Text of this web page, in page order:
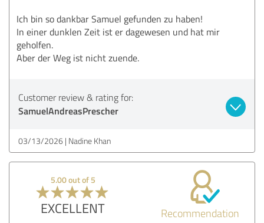
Ich bin so dankbar Samuel gefunden zu haben!
In einer dunklen Zeit ist er dagewesen und hat mir
geholfen.
Aber der Weg ist nicht zuende.
Customer review & rating for:
SamuelAndreasPrescher
03/13/2026 Nadine Khan
5.00 out of 5
EXCELLENT Recommendation